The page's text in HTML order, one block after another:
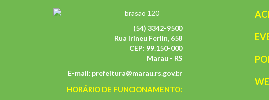
(54) 3342-9500
Rua Irineu Ferlin, 658
CEP: 99.150-000
Marau - RS
E-mail: prefeitura@marau.rs.gov.br
HORÁRIO DE FUNCIONAMENTO: